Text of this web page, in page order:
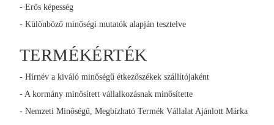
- Erős képesség
- Különböző minőségi mutatók alapján tesztelve
TERMÉKÉRTÉK
- Hírnév a kiváló minőségű étkezőszékek szállítójaként
- A kormány minősített vállalkozásnak minősítette
- Nemzeti Minőségű, Megbízható Termék Vállalat Ajánlott Márka